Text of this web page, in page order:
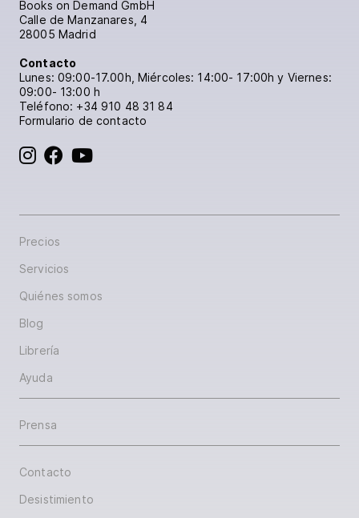
Books on Demand GmbH
Calle de Manzanares, 4
28005 Madrid
Contacto
Lunes: 09:00-17.00h, Miércoles: 14:00- 17:00h y Viernes:
09:00- 13:00 h
Teléfono: +34 910 48 31 84
Formulario de contacto
BoD en Instagram
BoD en Facebook
Precios
Servicios
Quiénes somos
Blog
Librería
Ayuda
Prensa
Contacto
Desistimiento